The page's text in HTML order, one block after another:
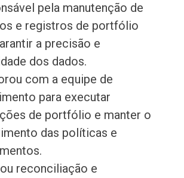
pela manutenção de
e registros de portfólio
a precisão e
dos dados.
com a equipe de
para executar
de portfólio e manter o
das políticas e
reconciliação e